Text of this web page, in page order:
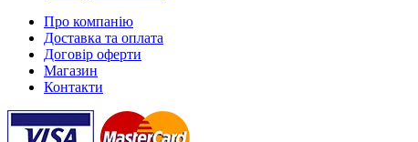
Про компанію
Доставка та оплата
Договір оферти
Магазин
Контакти